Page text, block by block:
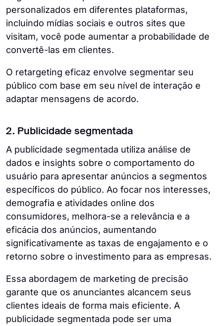
personalizados em diferentes plataformas,
incluindo mídias sociais e outros sites que
visitam, você pode aumentar a probabilidade de
convertê-las em clientes.
O retargeting eficaz envolve segmentar seu
público com base em seu nível de interação e
adaptar mensagens de acordo.
2. Publicidade segmentada
A publicidade segmentada utiliza análise de
dados e insights sobre o comportamento do
usuário para apresentar anúncios a segmentos
específicos do público. Ao focar nos interesses,
demografia e atividades online dos
consumidores, melhora-se a relevância e a
eficácia dos anúncios, aumentando
significativamente as taxas de engajamento e o
retorno sobre o investimento para as empresas.
Essa abordagem de marketing de precisão
garante que os anunciantes alcancem seus
clientes ideais de forma mais eficiente. A
publicidade segmentada pode ser uma